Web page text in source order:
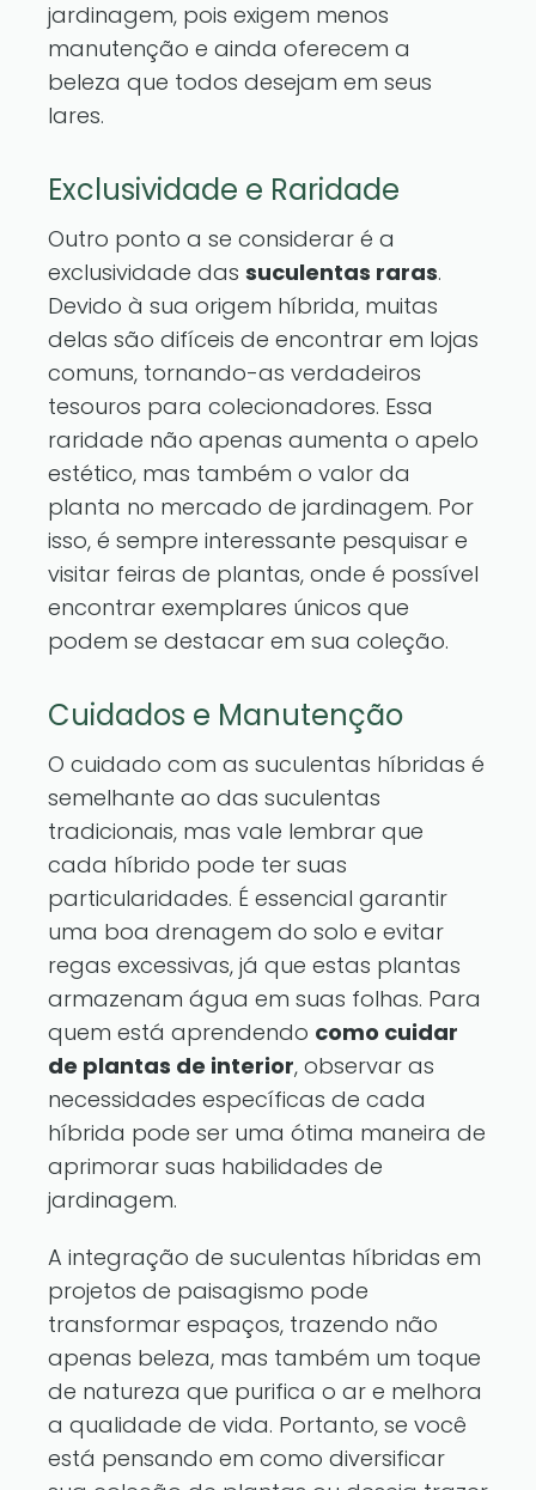
jardinagem, pois exigem menos
manutenção e ainda oferecem a
beleza que todos desejam em seus
lares.
Exclusividade e Raridade
Outro ponto a se considerar é a
exclusividade das suculentas raras.
Devido à sua origem híbrida, muitas
delas são difíceis de encontrar em lojas
comuns, tornando-as verdadeiros
tesouros para colecionadores. Essa
raridade não apenas aumenta o apelo
estético, mas também o valor da
planta no mercado de jardinagem. Por
isso, é sempre interessante pesquisar e
visitar feiras de plantas, onde é possível
encontrar exemplares únicos que
podem se destacar em sua coleção.
Cuidados e Manutenção
O cuidado com as suculentas híbridas é
semelhante ao das suculentas
tradicionais, mas vale lembrar que
cada híbrido pode ter suas
particularidades. É essencial garantir
uma boa drenagem do solo e evitar
regas excessivas, já que estas plantas
armazenam água em suas folhas. Para
quem está aprendendo como cuidar
de plantas de interior, observar as
necessidades específicas de cada
híbrida pode ser uma ótima maneira de
aprimorar suas habilidades de
jardinagem.
A integração de suculentas híbridas em
projetos de paisagismo pode
transformar espaços, trazendo não
apenas beleza, mas também um toque
de natureza que purifica o ar e melhora
a qualidade de vida. Portanto, se você
está pensando em como diversificar